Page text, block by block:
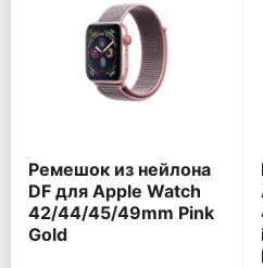
Ремешок из нейлона
DF для Apple Watch
42/44/45/49mm Pink
Gold